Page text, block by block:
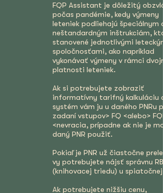
FQP Assistant je dôležitý
počas pandémie, kedy výmeny
leteniek podliehajú špeciálnym a
neštandardným inštrukciám,
stanovené jednotlivými
spoločnosťami, ako napríklad
vykonávať výmeny v rámci
platnosti leteniek.
Ak si potrebujete zobraziť
informatívny tarifný kalkuláciu a
systém vám ju u daného PNRu po
zadaní vstupov> FQ <alebo>
<nevracia, prípadne ak nie je
daný PNR použiť.
Pokiaľ je PNR už čiastočne
vy potrebujete nájsť správnu
(knihovacej triedu) u spiatočnej
Ak potrebujete nižšiu cenu,